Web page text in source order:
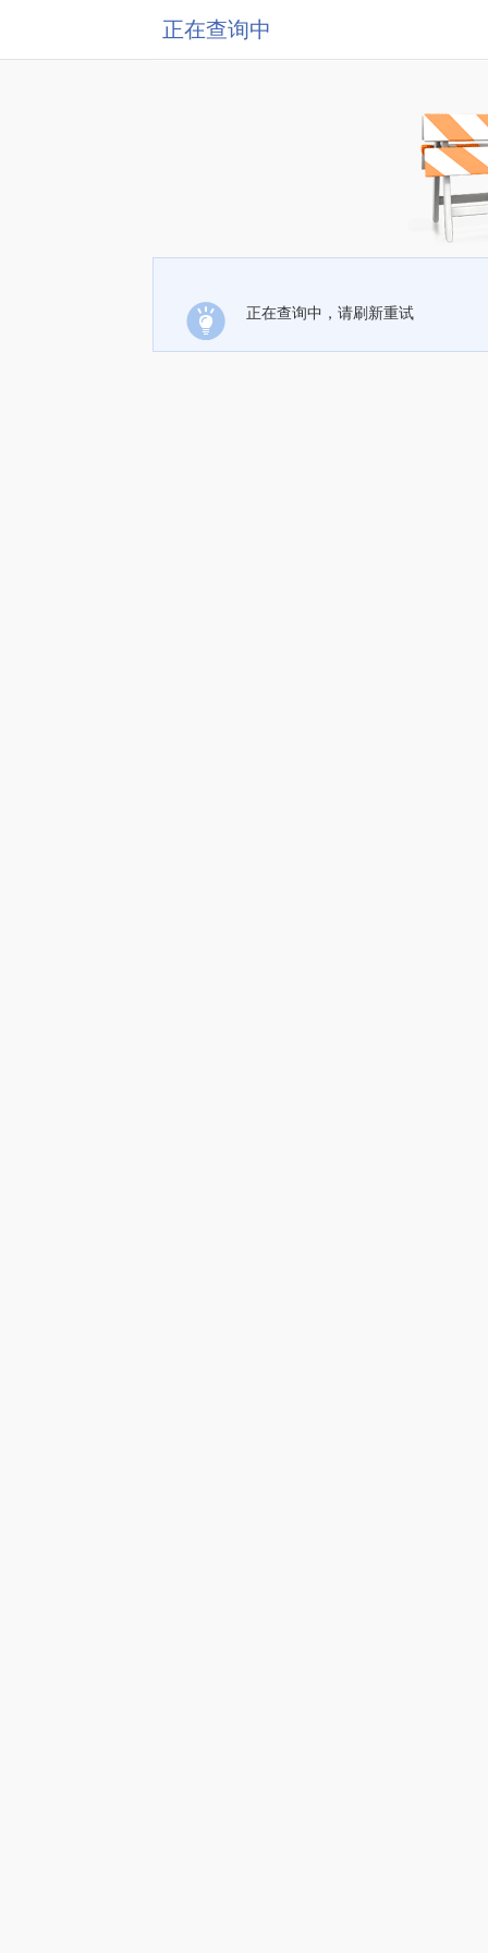
正在查询中
正在查询中，请刷新重试